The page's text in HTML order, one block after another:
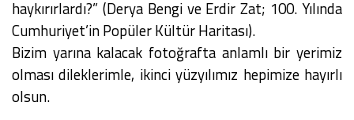
haykırırlardı?” (Derya Bengi ve Erdir Zat; 100. Yılında
Cumhuriyet’in Popüler Kültür Haritası).
Bizim yarına kalacak fotoğrafta anlamlı bir yerimiz
olması dileklerimle, ikinci yüzyılımız hepimize hayırlı
olsun.